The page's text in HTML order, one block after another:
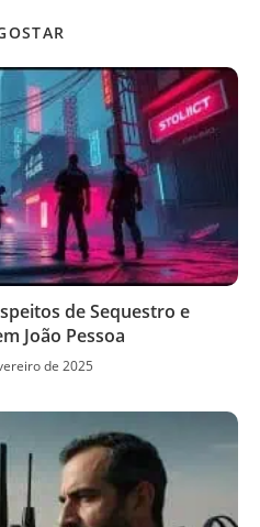
de Sequestro e
João Pessoa
de 2025